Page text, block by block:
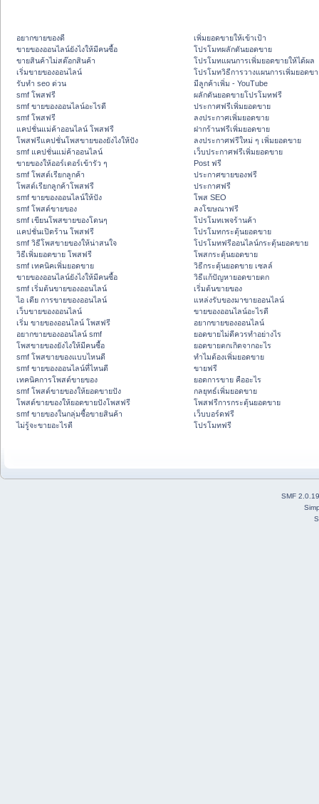
อยากขายของดี
ขายของออนไลน์ยังไงให้มีคนซื้อ
ขายสินค้าไม่สต๊อกสินค้า
เริ่มขายของออนไลน์
รับทำ seo ด่วน
smf โพสฟรี
smf ขายของออนไลน์อะไรดี
smf โพสฟรี
แคปชั่นแม่ค้าออนไลน์ โพสฟรี
โพสฟรีแคปชั่นโพสขายของยังไงให้ปัง
smf แคปชั่นแม่ค้าออนไลน์
ขายของให้ออร์เดอร์เข้ารัว ๆ
smf โพสต์เรียกลูกค้า
โพสต์เรียกลูกค้าโพสฟรี
smf ขายของออนไลน์ให้ปัง
smf โพสต์ขายของ
smf เขียนโพสขายของโดนๆ
แคปชั่นเปิดร้าน โพสฟรี
smf วิธีโพสขายของให้น่าสนใจ
วิธีเพิ่มยอดขาย โพสฟรี
smf เทคนิคเพิ่มยอดขาย
ขายของออนไลน์ยังไงให้มีคนซื้อ
smf เริ่มต้นขายของออนไลน์
ไอ เดีย การขายของออนไลน์
เว็บขายของออนไลน์
เริ่ม ขายของออนไลน์ โพสฟรี
อยากขายของออนไลน์ smf
โพสขายของยังไงให้มีคนซื้อ
smf โพสขายของแบบไหนดี
smf ขายของออนไลน์ที่ไหนดี
เทคนิคการโพสต์ขายของ
smf โพสต์ขายของให้ยอดขายปัง
โพสต์ขายของให้ยอดขายปังโพสฟรี
smf ขายของในกลุ่มซื้อขายสินค้า
ไม่รู้จะขายอะไรดี
เพิ่มยอดขายให้เข้าเป้า
โปรโมทผลักดันยอดขาย
โปรโมทแผนการเพิ่มยอดขายให้ได้ผล
โปรโมทวิธีการวางแผนการเพิ่มยอดข
มีลูกค้าเพิ่ม - YouTube
ผลักดันยอดขายโปรโมทฟรี
ประกาศฟรีเพิ่มยอดขาย
ลงประกาศเพิ่มยอดขาย
ฝากร้านฟรีเพิ่มยอดขาย
ลงประกาศฟรีใหม่ ๆ เพิ่มยอดขาย
เว็บประกาศฟรีเพิ่มยอดขาย
Post ฟรี
ประกาศขายของฟรี
ประกาศฟรี
โพส SEO
ลงโฆษณาฟรี
โปรโมทเพจร้านค้า
โปรโมทกระตุ้นยอดขาย
โปรโมทฟรีออนไลน์กระตุ้นยอดขาย
โพสกระตุ้นยอดขาย
วิธีกระตุ้นยอดขาย เซลล์
วิธีแก้ปัญหายอดขายตก
เริ่มต้นขายของ
แหล่งรับของมาขายออนไลน์
ขายของออนไลน์อะไรดี
อยากขายของออนไลน์
ยอดขายไม่ดีควรทำอย่างไร
ยอดขายตกเกิดจากอะไร
ทำไมต้องเพิ่มยอดขาย
ขายฟรี
ยอดการขาย คืออะไร
กลยุทธ์เพิ่มยอดขาย
โพสฟรีการกระตุ้นยอดขาย
เว็บบอร์ดฟรี
โปรโมทฟรี
SMF 2.0.19